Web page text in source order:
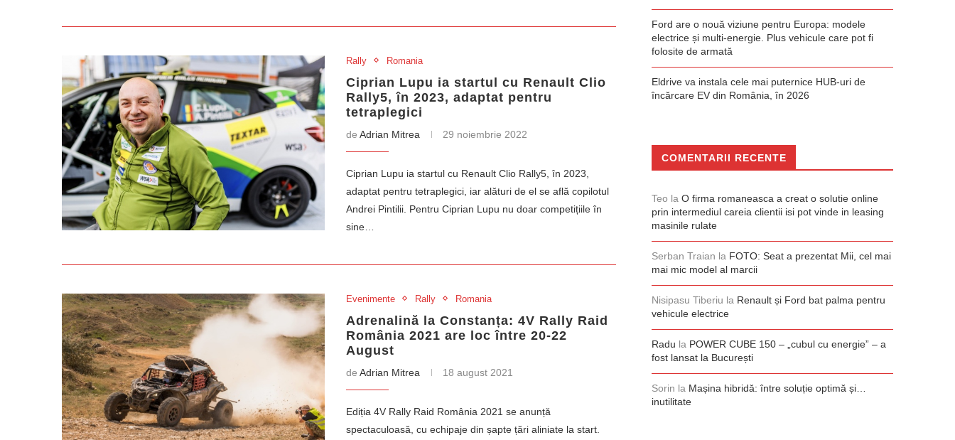
Rally Romania
Ciprian Lupu ia startul cu Renault Clio
Rally5, în 2023, adaptat pentru
tetraplegici
de Adrian Mitrea 29 noiembrie 2022
Ciprian Lupu ia startul cu Renault Clio Rally5, în 2023,
adaptat pentru tetraplegici, iar alături de el se află copilotul
Andrei Pintilii. Pentru Ciprian Lupu nu doar competițiile în
sine…
Evenimente Rally Romania
Adrenalină la Constanța: 4V Rally Raid
România 2021 are loc între 20-22
August
de Adrian Mitrea 18 august 2021
Ediția 4V Rally Raid România 2021 se anunță
spectaculoasă, cu echipaje din șapte țări aliniate la start.
Ford are o nouă viziune pentru Europa: modele
electrice și multi-energie. Plus vehicule care pot fi
folosite de armată
Eldrive va instala cele mai puternice HUB-uri de
încărcare EV din România, în 2026
COMENTARII RECENTE
Teo la O firma romaneasca a creat o solutie online
prin intermediul careia clientii isi pot vinde in leasing
masinile rulate
Serban Traian la FOTO: Seat a prezentat Mii, cel mai
mai mic model al marcii
Nisipasu Tiberiu la Renault și Ford bat palma pentru
vehicule electrice
Radu la POWER CUBE 150 – „cubul cu energie” – a
fost lansat la București
Sorin la Mașina hibridă: între soluție optimă și…
inutilitate